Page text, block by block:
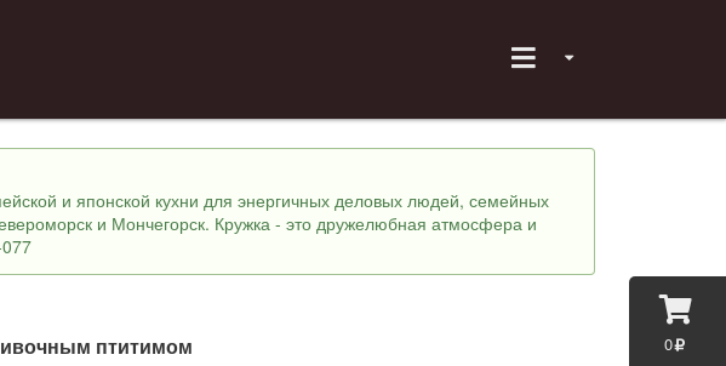
0
и японской кухни для энергичных деловых людей, семейных
и Мончегорск. Кружка - это дружелюбная атмосфера и
птитимом